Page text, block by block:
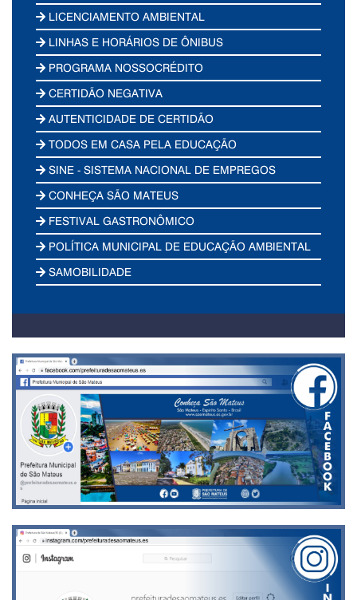
LICENCIAMENTO AMBIENTAL
LINHAS E HORÁRIOS DE ÔNIBUS
PROGRAMA NOSSOCRÉDITO
CERTIDÃO NEGATIVA
AUTENTICIDADE DE CERTIDÃO
TODOS EM CASA PELA EDUCAÇÃO
SINE - SISTEMA NACIONAL DE EMPREGOS
CONHEÇA SÃO MATEUS
FESTIVAL GASTRONÔMICO
POLÍTICA MUNICIPAL DE EDUCAÇÃO AMBIENTAL
SAMOBILIDADE